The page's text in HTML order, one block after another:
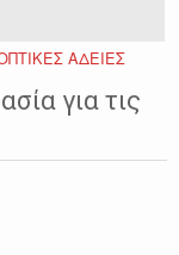
ΑΔΕΙΕΣ
για τις